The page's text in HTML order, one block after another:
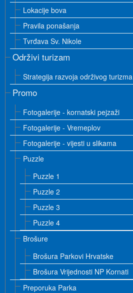
Lokacije bova
Pravila ponašanja
Tvrđava Sv. Nikole
Održivi turizam
Strategija razvoja održivog turizma
Promo
Fotogalerije - kornatski pejzaži
Fotogalerije - Vremeplov
Fotogalerije - vijesti u slikama
Puzzle
Puzzle 1
Puzzle 2
Puzzle 3
Puzzle 4
Brošure
Brošura Parkovi Hrvatske
Brošura Vrijednosti NP Kornati
Preporuka Parka